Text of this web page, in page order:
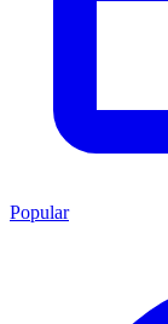
Popular